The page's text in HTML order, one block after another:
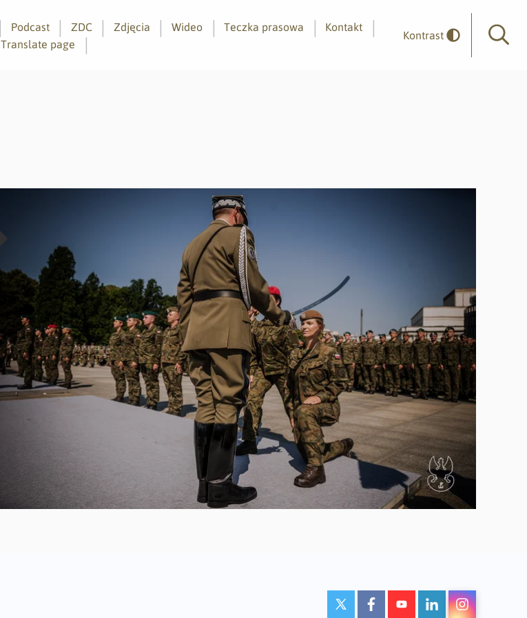
Podcast ZDC Zdjęcia Wideo Teczka prasowa
Kontakt
Translate page
Kontrast